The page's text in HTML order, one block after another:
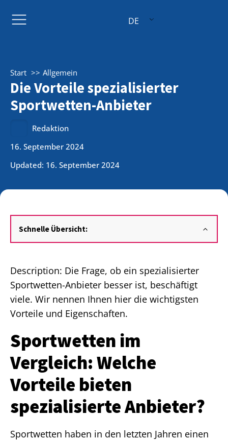
DE
Start Allgemein
Die Vorteile spezialisierter
Sportwetten-Anbieter
Redaktion
16. September 2024
Updated: 16. September 2024
Schnelle Übersicht:
Description: Die Frage, ob ein spezialisierter
Sportwetten-Anbieter besser ist, beschäftigt
viele. Wir nennen Ihnen hier die wichtigsten
Vorteile und Eigenschaften.
Sportwetten im
Vergleich: Welche
Vorteile bieten
spezialisierte Anbieter?
Sportwetten haben in den letzten Jahren einen